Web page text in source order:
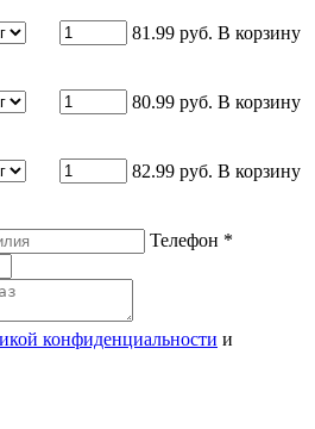
81.99 руб. В корзину
80.99 руб. В корзину
82.99 руб. В корзину
Телефон *
конфиденциальности и